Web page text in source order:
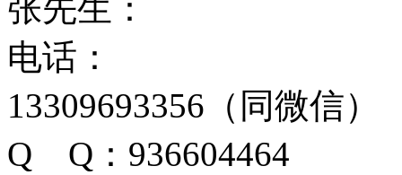
张先生：
电话：
13309693356（同微信）
Q Q：936604464